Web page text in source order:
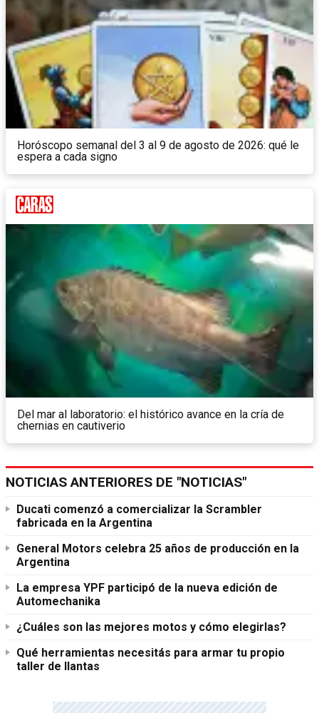
Horóscopo semanal del 3 al 9 de agosto de 2026: qué le
espera a cada signo
Del mar al laboratorio: el histórico avance en la cría de
chernias en cautiverio
NOTICIAS ANTERIORES DE "NOTICIAS"
Ducati comenzó a comercializar la Scrambler
fabricada en la Argentina
General Motors celebra 25 años de producción en la
Argentina
La empresa YPF participó de la nueva edición de
Automechanika
¿Cuáles son las mejores motos y cómo elegirlas?
Qué herramientas necesitás para armar tu propio
taller de llantas